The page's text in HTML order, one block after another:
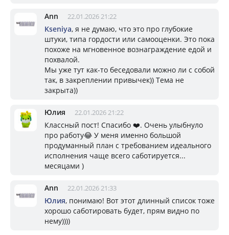
Ann 22.01.2026 21:22
Kseniya, я не думаю, что это про глубокие
штуки, типа гордости или самооценки. Это пока
похоже на мгновенное вознаграждение едой и
похвалой.
Мы уже тут как-то беседовали можно ли с собой
так, в закреплении привычек)) Тема не
закрыта))
Юлия 22.01.2026 21:22
Классный пост! Спасибо ❤️. Очень улыбнуло
про работу😂 У меня именно большой
продуманный план с требованием идеального
исполнения чаще всего саботируется...
месяцами )
Ann 22.01.2026 21:33
Юлия, понимаю! Вот этот длинный список тоже
хорошо саботировать будет, прям видно по
нему))))